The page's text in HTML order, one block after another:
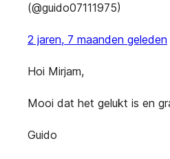
(@guido07111975)
2 jaren, 7 maanden geleden
Hoi Mirjam,
Mooi dat het gelukt is en
Guido